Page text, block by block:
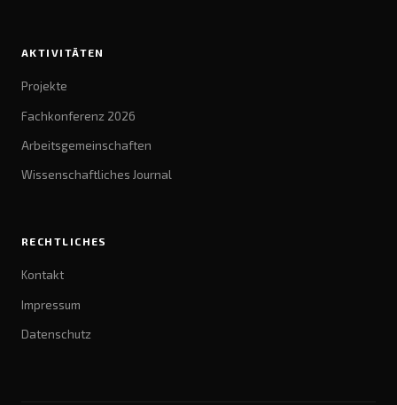
AKTIVITÄTEN
Projekte
Fachkonferenz 2026
Arbeitsgemeinschaften
Wissenschaftliches Journal
RECHTLICHES
Kontakt
Impressum
Datenschutz